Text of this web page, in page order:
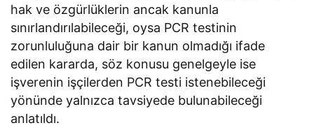
hak ve özgürlüklerin ancak kanunla
sınırlandırılabileceği, oysa PCR testinin
zorunluluğuna dair bir kanun olmadığı ifade
edilen kararda, söz konusu genelgeyle ise
işverenin işçilerden PCR testi istenebileceği
yönünde yalnızca tavsiyede bulunabileceği
anlatıldı.